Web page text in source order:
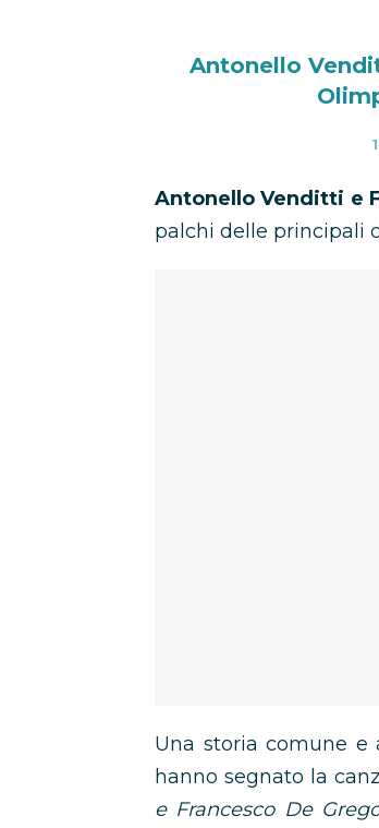
Antonello
Antonello Venditti e
palchi delle principali
Una storia comune e
hanno segnato la
e Francesco De